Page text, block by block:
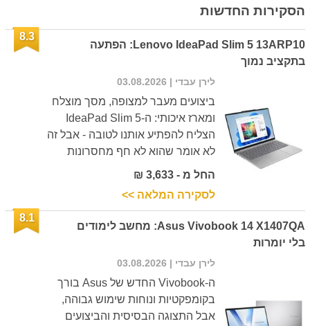
הסקירות החדשות
Lenovo IdeaPad Slim 5 13ARP10: הפתעה
בתקציב נמוך
8.3
לירן עבדי | 03.08.2026
ביצועים מעבר למצופה, מסך מוצלח
ומארז איכותי: ה-IdeaPad Slim 5
הצליח להפתיע אותנו לטובה - אבל זה
לא אומר שהוא לא חף מחסרונות
החל מ - 3,633 ₪
לסקירה המלאה >>
Asus Vivobook 14 X1407QA: מחשב לימודים
בלי יומרות
8.1
לירן עבדי | 03.08.2026
ה-Vivobook החדש של Asus בורך
בקומפקטיות ונוחות שימוש גבוהה,
אבל התצוגה הבסיסית והביצועים